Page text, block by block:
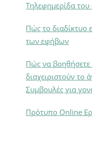
Τηλεφημερίδα του
Πώς το διαδίκτυο
των εφήβων
Πώς να βοηθήσετε
διαχειριστούν το
Συμβουλές για
Πρότυπο Online